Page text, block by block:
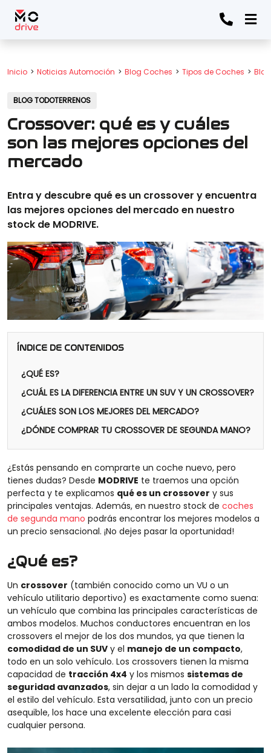
Inicio Noticias Automoción Blog Coches Tipos de Coches
BLOG TODOTERRENOS
Crossover: qué es y cuáles
son las mejores opciones del
mercado
Entra y descubre qué es un crossover y encuentra
las mejores opciones del mercado en nuestro
stock de MODRIVE.
ÍNDICE DE CONTENIDOS
¿QUÉ ES?
¿CUÁL ES LA DIFERENCIA ENTRE UN SUV Y UN CROSSOVER?
¿CUÁLES SON LOS MEJORES DEL MERCADO?
¿DÓNDE COMPRAR TU CROSSOVER DE SEGUNDA MANO?
¿Estás pensando en comprarte un coche nuevo, pero
tienes dudas? Desde MODRIVE te traemos una opción
perfecta y te explicamos qué es un crossover y sus
principales ventajas. Además, en nuestro stock de coches
de segunda mano podrás encontrar los mejores modelos a
un precio sensacional. ¡No dejes pasar la oportunidad!
¿Qué es?
Un crossover (también conocido como un VU o un
vehículo utilitario deportivo) es exactamente como suena:
un vehículo que combina las principales características de
ambos modelos. Muchos conductores encuentran en los
crossovers el mejor de los dos mundos, ya que tienen la
comodidad de un SUV y el manejo de un compacto,
todo en un solo vehículo. Los crossovers tienen la misma
capacidad de tracción 4x4 y los mismos sistemas de
seguridad avanzados, sin dejar a un lado la comodidad y
el estilo del vehículo. Esta versatilidad, junto con un precio
asequible, los hace una excelente elección para casi
cualquier persona.